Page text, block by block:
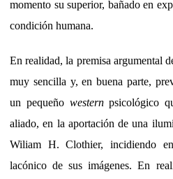
momento su superior, bañado en
condición humana.
En realidad, la premisa argumental
muy sencilla y, en buena parte,
un pequeño westernpsicológico
aliado, en la aportación de una
Wiliam H. Clothier, incidiendo
lacónico de sus imágenes. En